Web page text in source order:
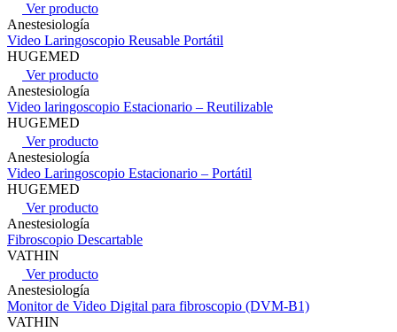
Ver producto
Anestesiología
Video Laringoscopio Reusable Portátil
HUGEMED
Ver producto
Anestesiología
Video laringoscopio Estacionario – Reutilizable
HUGEMED
Ver producto
Anestesiología
Video Laringoscopio Estacionario – Portátil
HUGEMED
Ver producto
Anestesiología
Fibroscopio Descartable
VATHIN
Ver producto
Anestesiología
Monitor de Video Digital para fibroscopio (DVM-B1)
VATHIN